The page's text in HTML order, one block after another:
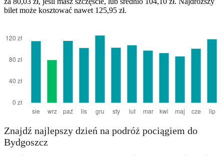
bilet może kosztować nawet 125,95 zł.
Znajdź najlepszy dzień na podróż pociągiem do
Bydgoszcz